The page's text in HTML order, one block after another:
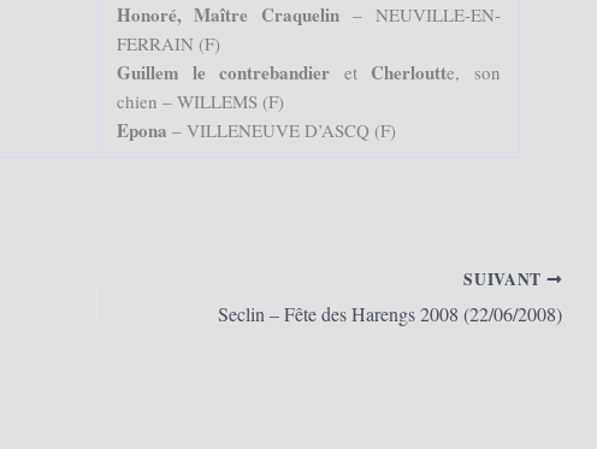
Honoré, Maître Craquelin – NEUVILLE-EN-
FERRAIN (F)
Guillem le contrebandier et Cherloutte, son
chien – WILLEMS (F)
Epona – VILLENEUVE D’ASCQ (F)
SUIVANT
Seclin – Fête des Harengs 2008 (22/06/2008)